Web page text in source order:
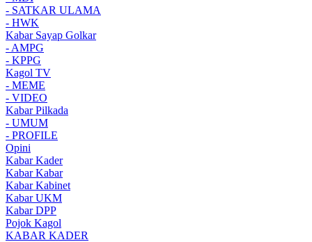
- SATKAR ULAMA
- HWK
Kabar Sayap Golkar
- AMPG
- KPPG
Kagol TV
- MEME
- VIDEO
Kabar Pilkada
- UMUM
- PROFILE
Opini
Kabar Kader
Kabar Kabar
Kabar Kabinet
Kabar UKM
Kabar DPP
Pojok Kagol
KABAR KADER